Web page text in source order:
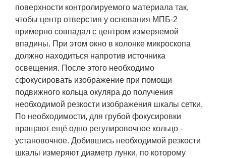
поверхности контролируемого материала так,
чтобы центр отверстия у основания МПБ-2
примерно совпадал с центром измеряемой
впадины. При этом окно в колонке микроскопа
должно находиться напротив источника
освещения. После этого необходимо
сфокусировать изображение при помощи
подвижного кольца окуляра до получения
необходимой резкости изображения шкалы сетки.
По необходимости, для грубой фокусировки
вращают ещё одно регулировочное кольцо -
установочное. Добившись необходимой резкости
шкалы измеряют диаметр лунки, по которому